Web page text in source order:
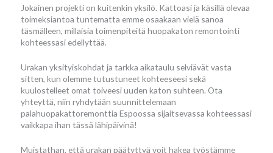
Jokainen projekti on kuitenkin yksilö. Kattoasi ja käsillä olevaa
toimeksiantoa tuntematta emme osaakaan vielä sanoa
täsmälleen, millaisia toimenpiteitä huopakaton remontointi
kohteessasi edellyttää.
Urakan yksityiskohdat ja tarkka aikataulu selviävät vasta
sitten, kun olemme tutustuneet kohteeseesi sekä
kuulostelleet omat toiveesi uuden katon suhteen. Ota
yhteyttä, niin ryhdytään suunnittelemaan
palahuopakattoremonttia Espoossa sijaitsevassa kohteessasi
vaikkapa ihan tässä lähipäivinä!
Muistathan, että urakan päätyttyä voit hakea työstämme